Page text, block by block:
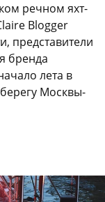
речном яхт-
Blogger
представители
бренда
лета в
Москвы-